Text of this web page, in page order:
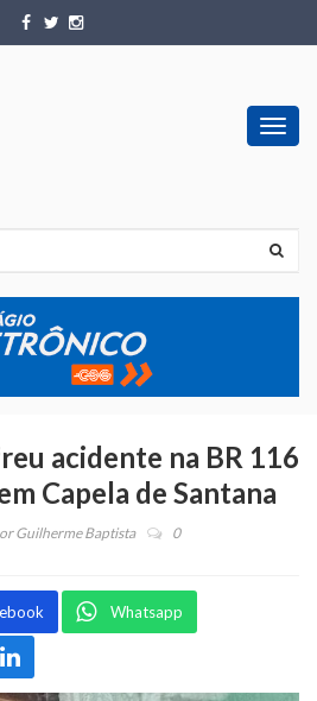
acidente na BR 116
Capela de Santana
Guilherme Baptista 0
Whatsapp